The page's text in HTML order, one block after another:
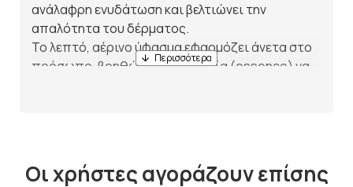
ανάλαφρη ενυδάτωση και βελτιώνει την
απαλότητα του δέρματος.
Το λεπτό, αέρινο ύφασμα εφαρμόζει άνετα στο
πρόσωπο, βοηθώντας την ουσία (essence) να
βελτιώνει τη συνολική λάμψη της
επιδερμίδας.Βιταμίνες – βοηθούν στην
Οι χρήστες αγοράζουν επίσης